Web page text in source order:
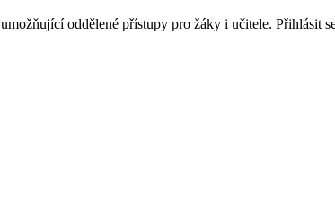
umožňující oddělené přístupy pro žáky i učitele. Přihlásit